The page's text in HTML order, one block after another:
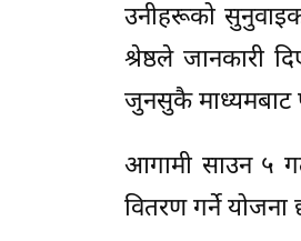
उनीहरूको
श्रेष्ठले जानकारी
जुनसुकै माध्यमबाट
आगामी साउन ५
वितरण गर्ने योजना